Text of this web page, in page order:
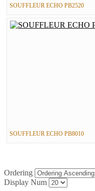
SOUFFLEUR ECHO PB2520
SOUFFLEUR ECHO PB8010
Ordering
Display Num